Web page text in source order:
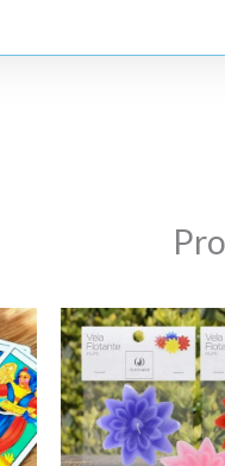
El
$